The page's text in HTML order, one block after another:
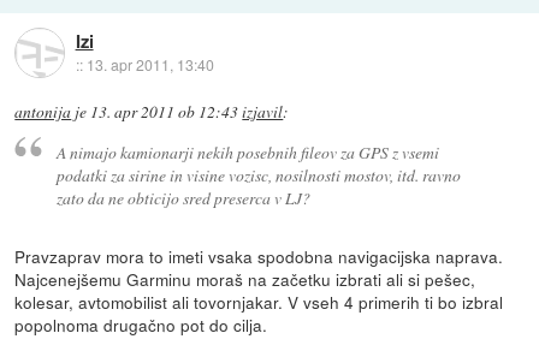
Izi
:: 13. apr 2011, 13:40
antonija je 13. apr 2011 ob 12:43izjavil:
A nimajo kamionarji nekih posebnih fileov za GPS z vsemi
podatki za sirine in visine vozisc, nosilnosti mostov, itd. ravno
zato da ne obticijo sred preserca v LJ?
Pravzaprav mora to imeti vsaka spodobna navigacijska naprava.
Najcenejšemu Garminu moraš na začetku izbrati ali si pešec,
kolesar, avtomobilist ali tovornjakar. V vseh 4 primerih ti bo izbral
popolnoma drugačno pot do cilja.